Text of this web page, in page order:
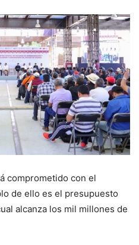
comprometido con el
de ello es el presupuesto
alcanza los mil millones de